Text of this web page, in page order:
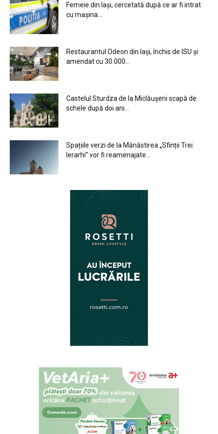
Femeie din Iași, cercetată după ce ar fi intrat
cu mașina...
Restaurantul Odeon din Iași, închis de ISU și
amendat cu 30.000...
Castelul Sturdza de la Miclăușeni scapă de
schele după doi ani...
Spațiile verzi de la Mănăstirea „Sfinții Trei
Ierarhi” vor fi reamenajate...